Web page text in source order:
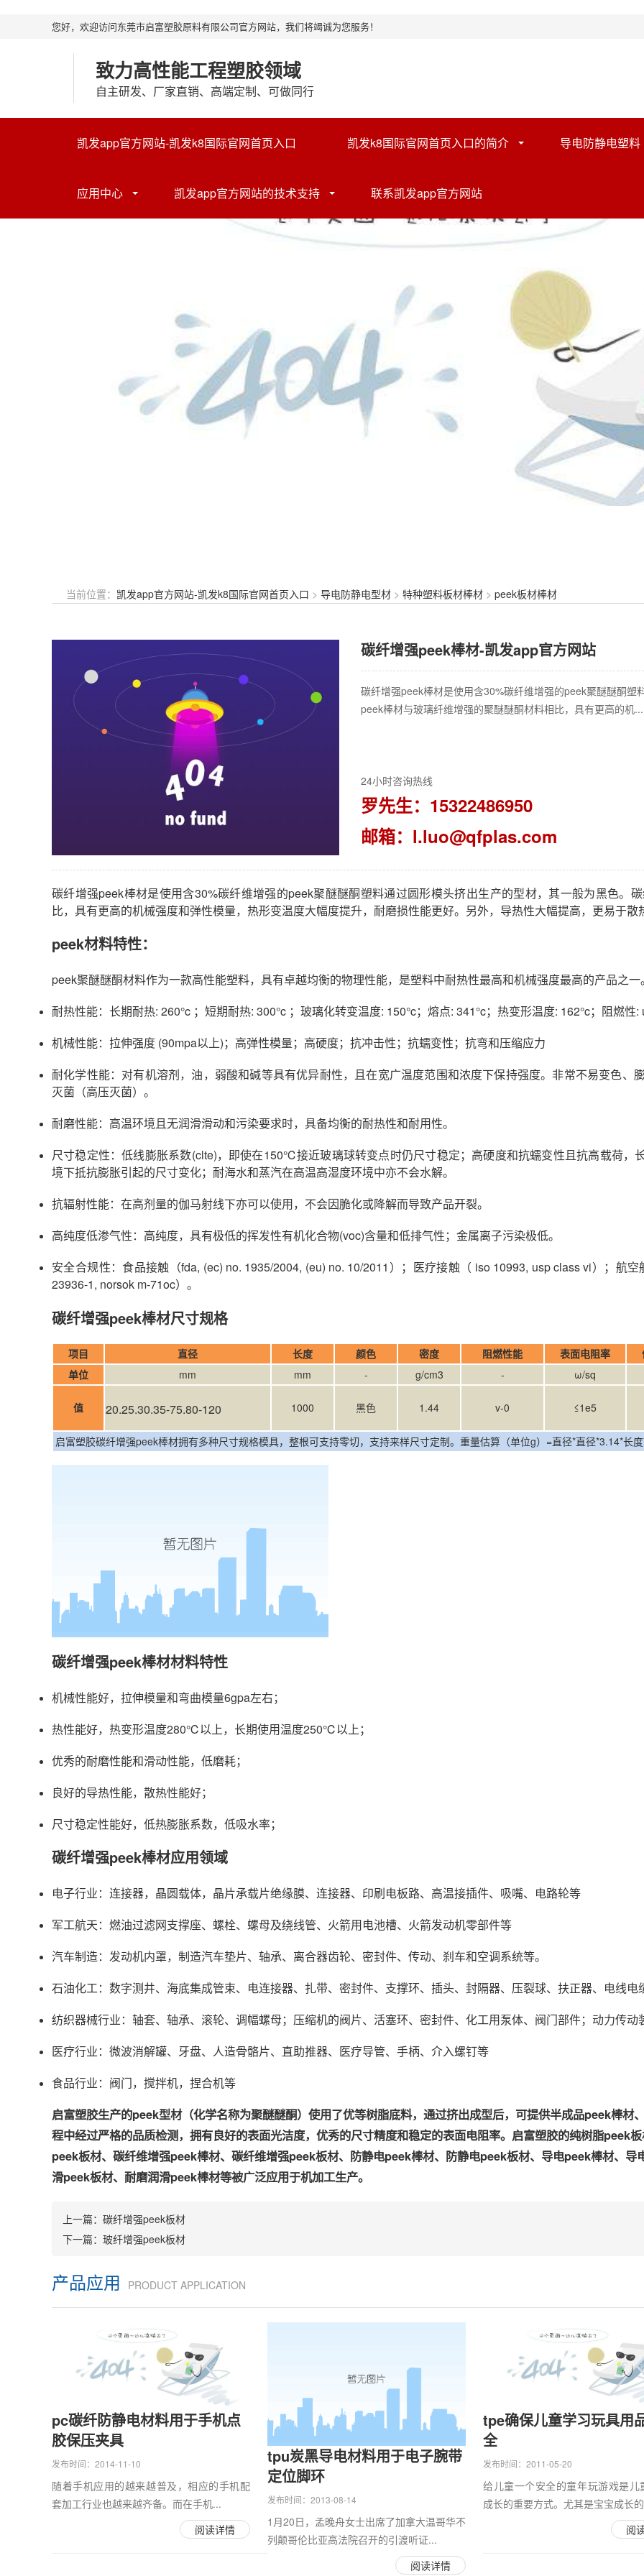
您好，欢迎访问东莞市启富塑胶原料有限公司官方网站，我们将竭诚为您服务！
致力高性能工程塑胶领域
自主研发、厂家直销、高端定制、可做同行
凯发app官方网站-凯发k8国际官网首页入口 凯发k8国际官网首页入口的简介 导电防静电塑料
应用中心 凯发app官方网站的技术支持 联系凯发app官方网站
当前位置： 凯发app官方网站-凯发k8国际官网首页入口 > 导电防静电型材 > 特种塑料板材棒材 > peek板材棒材
碳纤增强peek棒材-凯发app官方网站
碳纤增强peek棒材是使用含30%碳纤维增强的peek聚醚醚酮
peek棒材与玻璃纤维增强的聚醚醚酮材料相比，具有更高的机...
24小时咨询热线
罗先生：15322486950
邮箱： l.luo@qfplas.com
碳纤增强peek棒材是使用含30%碳纤维增强的peek聚醚醚酮塑料通过圆形模头挤出生产的型材，其一般为黑色。
比，具有更高的机械强度和弹性模量，热形变温度大幅度提升，耐磨损性能更好。另外，导热性大幅提高，更易于散
peek材料特性：
peek聚醚醚酮材料作为一款高性能塑料，具有卓越均衡的物理性能，是塑料中耐热性最高和机械强度最高的产品之
耐热性能：长期耐热: 260°c ；短期耐热: 300°c ；玻璃化转变温度: 150°c；熔点: 341°c；热变形温度: 162°c；阻燃性:
机械性能：拉伸强度 (90mpa以上)；高弹性模量；高硬度；抗冲击性；抗蠕变性；抗弯和压缩应力
耐化学性能：对有机溶剂，油，弱酸和碱等具有优异耐性，且在宽广温度范围和浓度下保持强度。非常不易变色
灭菌（高压灭菌）。
耐磨性能：高温环境且无润滑滑动和污染要求时，具备均衡的耐热性和耐用性。
尺寸稳定性：低线膨胀系数(clte)，即使在150℃接近玻璃球转变点时仍尺寸稳定；高硬度和抗蠕变性且抗高载荷，
境下抵抗膨胀引起的尺寸变化；耐海水和蒸汽在高温高湿度环境中亦不会水解。
抗辐射性能：在高剂量的伽马射线下亦可以使用，不会因脆化或降解而导致产品开裂。
高纯度低渗气性：高纯度，具有极低的挥发性有机化合物(voc)含量和低排气性；金属离子污染极低。
安全合规性：食品接触（fda, (ec) no. 1935/2004, (eu) no. 10/2011）；医疗接触（ iso 10993, usp class vi）；航
23936-1, norsok m-71oc）。
碳纤增强peek棒材尺寸规格
项目 直径 长度 颜色 密度 阻燃性能 表面电阻率
单位
mm mm - g/cm3 - ω/sq
值 20.25.30.35-75.80-120 1000 黑色 1.44 v-0 ≤1e5
启富塑胶碳纤增强peek棒材拥有多种尺寸规格模具，整根可支持零切，支持来样尺寸定制。重量估算（单位g）=直径*直径*3.14*长
碳纤增强peek棒材材料特性
机械性能好，拉伸模量和弯曲模量6gpa左右；
热性能好，热变形温度280℃以上，长期使用温度250℃以上；
优秀的耐磨性能和滑动性能，低磨耗；
良好的导热性能，散热性能好；
尺寸稳定性能好，低热膨胀系数，低吸水率；
碳纤增强peek棒材应用领域
电子行业：连接器，晶圆载体，晶片承载片绝缘膜、连接器、印刷电板路、高温接插件、吸嘴、电路轮等
军工航天：燃油过滤网支撑座、螺栓、螺母及绕线管、火箭用电池槽、火箭发动机零部件等
汽车制造：发动机内罩，制造汽车垫片、轴承、离合器齿轮、密封件、传动、刹车和空调系统等。
石油化工：数字测井、海底集成管束、电连接器、扎带、密封件、支撑环、插头、封隔器、压裂球、扶正器、电线电
纺织器械行业：轴套、轴承、滚轮、调幅螺母；压缩机的阀片、活塞环、密封件、化工用泵体、阀门部件；动力传动
医疗行业：微波消解罐、牙盘、人造骨骼片、直助推器、医疗导管、手柄、介入螺钉等
食品行业：阀门，搅拌机，捏合机等
启富塑胶生产的peek型材（化学名称为聚醚醚酮）使用了优等树脂底料，通过挤出成型后，可提供半成品peek棒
程中经过严格的品质检测，拥有良好的表面光洁度，优秀的尺寸精度和稳定的表面电阻率。启富塑胶的纯树脂peek
peek板材、碳纤维增强peek棒材、碳纤维增强peek板材、防静电peek棒材、防静电peek板材、导电peek棒材、
滑peek板材、耐磨润滑peek棒材等被广泛应用于机加工生产。
上一篇： 碳纤增强peek板材
下一篇： 玻纤增强peek板材
产品应用 PRODUCT APPLICATION
pc碳纤防静电材料用于手机点
胶保压夹具
发布时间：2014-11-10
随着手机应用的越来越普及，相应的手机配
套加工行业也越来越齐备。而在手机...
阅读详情
tpu炭黑导电材料用于电子腕带
定位脚环
发布时间：2013-08-14
1月20日，孟晚舟女士出席了加拿大温哥华不
列颠哥伦比亚高法院召开的引渡听证...
阅读详情
tpe确保儿童学习玩具用
全
发布时间：2011-05-20
给儿童一个安全的童年玩游戏是儿
成长的重要方式。尤其是宝宝成长
阅